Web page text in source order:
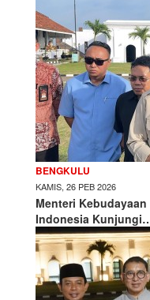
BENGKULU
KAMIS, 26 PEB 2026
Menteri
Indonesia